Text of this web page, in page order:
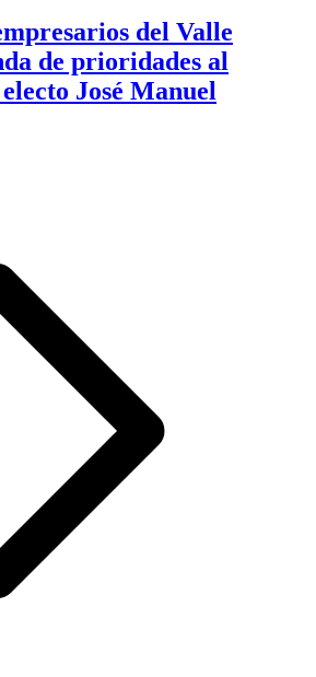
del Valle
de prioridades al
José Manuel